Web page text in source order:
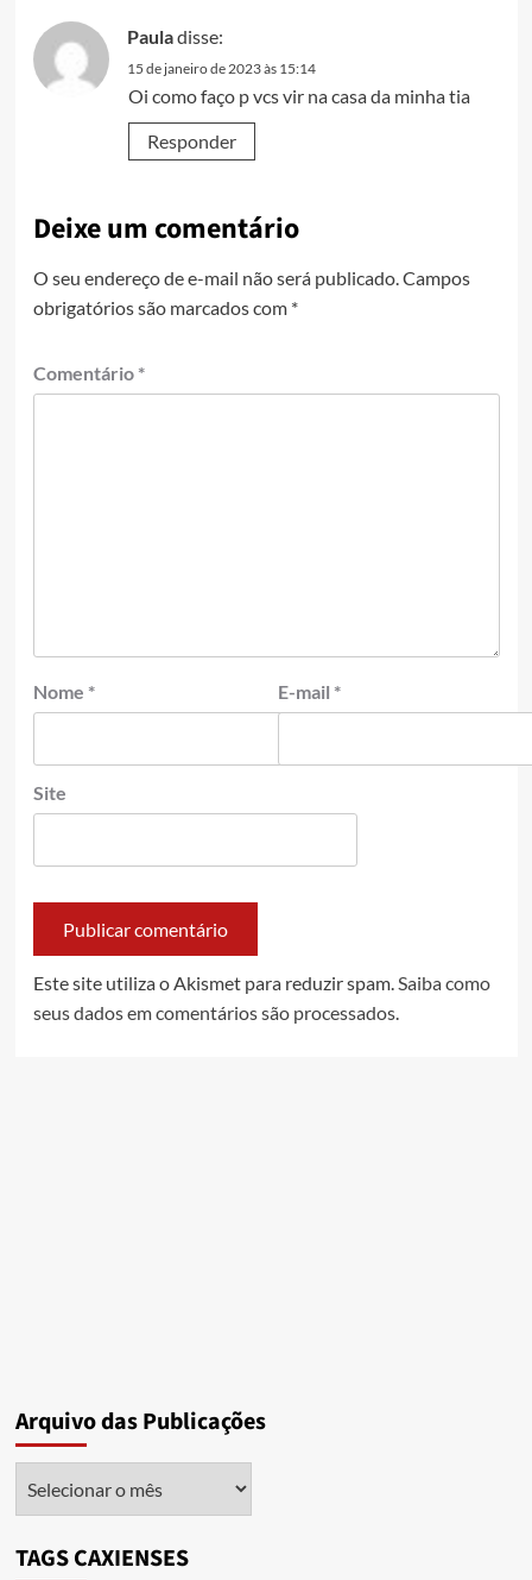
Pauladisse:
15 de janeiro de 2023 às 15:14
Oi como faço p vcs vir na casa da minha tia
Responder
Deixe um comentário
O seu endereço de e-mail não será publicado.Campos
obrigatórios são marcados com *
Comentário *
Nome * E-mail *
Site
Este site utiliza o Akismet para reduzir spam.Saiba como
seus dados em comentários são processados.
Arquivo das Publicações
TAGS CAXIENSES